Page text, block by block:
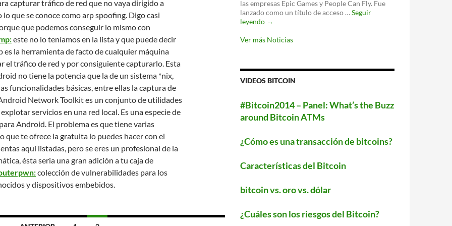
capturar tráfico de red que no vaya dirigido a
que se conoce como arp spoofing. Digo casi
que podemos conseguir lo mismo con
este no lo teníamos en la lista y que puede decir
es la herramienta de facto de cualquier máquina
el tráfico de red y por consiguiente capturarlo. Esta
no tiene la potencia que la de un sistema *nix,
funcionalidades básicas, entre ellas la captura de
Network Toolkit es un conjunto de utilidades
servicios en una red local. Es una especie de
Android. El problema es que tiene varias
que te ofrece la gratuita lo puedes hacer con el
aquí listadas, pero se eres un profesional de la
ésta seria una gran adición a tu caja de
colección de vulnerabilidades para los
y dispositivos embebidos.
WiFi
las empresas Epic Games y People Can Fly. Fue
lanzado como un título de acceso …Seguir
leyendo ‘Fortnite’
a
→
Ver más Noticias
VIDEOS BITCOIN
#Bitcoin2014 – Panel: What’s the Buzz
around Bitcoin ATMs
¿Cómo es una transacción de bitcoins?
Características del Bitcoin
bitcoin vs. oro vs. dólar
¿Cuáles son los riesgos del Bitcoin?